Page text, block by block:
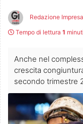
Redazione
Tempo di lettura 1 minuti
Anche nel
crescita
secondo trimestre